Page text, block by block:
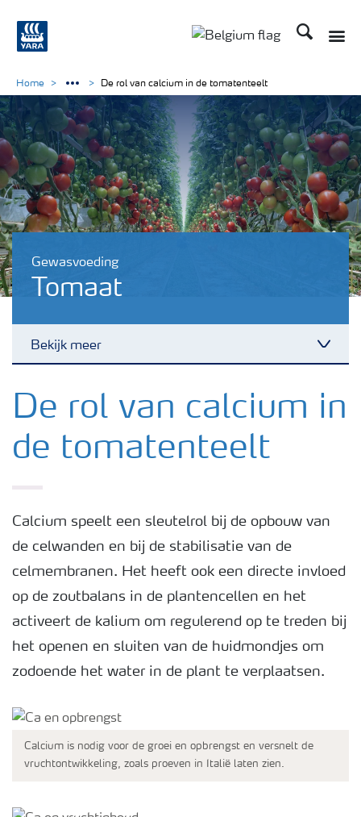
Zoek op
Gewasvoeding
Tomaat
Bekijk meer
Nieuwsbrieven
Gewassen
Toolbox
Grow the future
Meststoffen veiligheid
Webinars
Home De rol van calcium in de tomatenteelt
De rol van calcium in
de tomatenteelt
Calcium speelt een sleutelrol bij de opbouw van
de celwanden en bij de stabilisatie van de
celmembranen. Het heeft ook een directe invloed
op de zoutbalans in de plantencellen en het
activeert de kalium om regulerend op te treden bij
het openen en sluiten van de huidmondjes om
zodoende het water in de plant te verplaatsen.
Calcium is nodig voor de groei en opbrengst en versnelt de
vruchtontwikkeling, zoals proeven in Italië laten zien.